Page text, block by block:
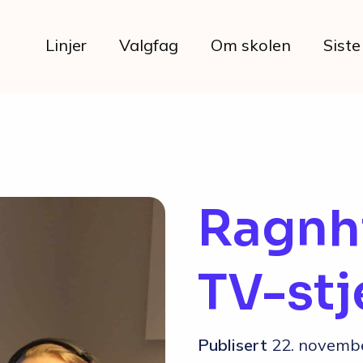
Linjer Valgfag Om skolen
TV-
Publisert 22.